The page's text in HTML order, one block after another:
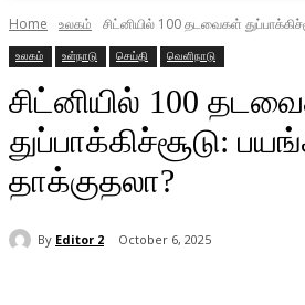
Home உலகம் சிட்னியில் 100 தடவைகள்
உலகம் உள்நாடு செய்தி வெளிநாடு
சிட்னியில் 100
துப்பாக்கிச்சூடு:
தாக்குதலா?
By Editor 2 October 6, 2025